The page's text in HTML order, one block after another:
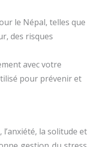
le Népal, telles que
des risques
avec votre
pour prévenir et
la solitude et